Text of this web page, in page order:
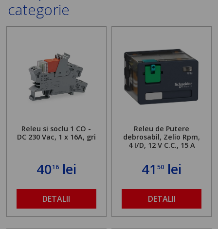
categorie
Releu si soclu 1 CO -
DC 230 Vac, 1 x 16A, gri
4016lei
DETALII
Releu de Putere
debrosabil, Zelio Rpm,
4 I/D, 12 V C.C., 15 A
4150 lei
DETALII